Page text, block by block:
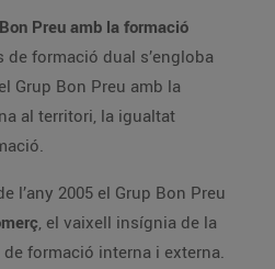
Preu amb la formació
de formació dual s’engloba
Grup Bon Preu amb la
al territori, la igualtat
l’any 2005 el Grup Bon Preu
, el vaixell insígnia de la
formació interna i externa.